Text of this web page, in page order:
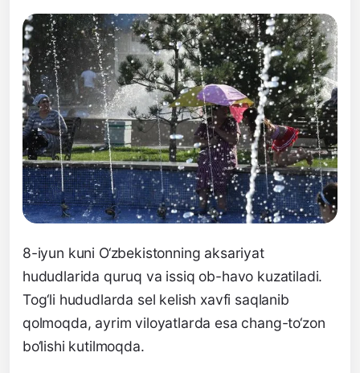
8-iyun kuni O‘zbekistonning aksariyat
hududlarida quruq va issiq ob-havo kuzatiladi.
Tog‘li hududlarda sel kelish xavfi saqlanib
qolmoqda, ayrim viloyatlarda esa chang-to‘zon
bo‘lishi kutilmoqda.